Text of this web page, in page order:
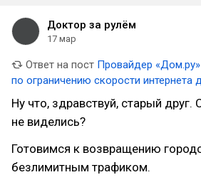
Доктор за рулём
17 мар
Ответ на пост Провайдер «Дом.ру»
по ограничению скорости интернета
превышает 3 ТБ в месяц
Ну что, здравствуй, старый
не виделись?
Готовимся к возвращению
безлимитным трафиком.